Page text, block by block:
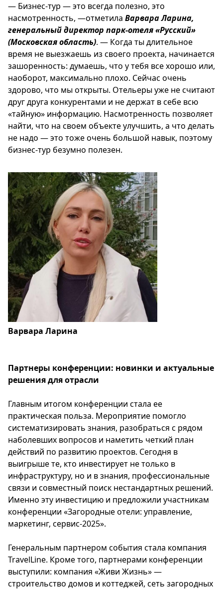
— Бизнес-тур — это всегда полезно, это
насмотренность, —отметила Варвара Ларина,
генеральный директор парк-отеля «Русский»
(Московская область). — Когда ты длительное
время не выезжаешь из своего проекта, начинается
зашоренность: думаешь, что у тебя все хорошо или,
наоборот, максимально плохо. Сейчас очень
здорово, что мы открыты. Отельеры уже не считают
друг друга конкурентами и не держат в себе всю
«тайную» информацию. Насмотренность позволяет
найти, что на своем объекте улучшить, а что делать
не надо — это тоже очень большой навык, поэтому
бизнес-тур безумно полезен.
Варвара Ларина
Партнеры конференции: новинки и актуальные
решения для отрасли
Главным итогом конференции стала ее
практическая польза. Мероприятие помогло
систематизировать знания, разобраться с рядом
наболевших вопросов и наметить четкий план
действий по развитию проектов. Сегодня в
выигрыше те, кто инвестирует не только в
инфраструктуру, но и в знания, профессиональные
связи и совместный поиск нестандартных решений.
Именно эту инвестицию и предложили участникам
конференции «Загородные отели: управление,
маркетинг, сервис-2025».
Генеральным партнером события стала компания
TravelLine. Кроме того, партнерами конференции
выступили: компания «Живи Жизнь» —
строительство домов и коттеджей, сеть загородных